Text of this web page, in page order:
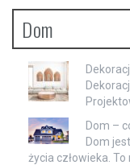
Dom
Dom –
Dom
życia człowieka. To